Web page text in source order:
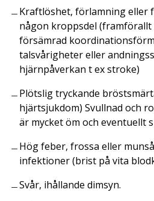
Kraftlöshet, förlamning eller
någon kroppsdel (framförallt
försämrad
talsvårigheter eller
hjärnpåverkan t ex stroke)
Plötslig tryckande
hjärtsjukdom) Svullnad och
är mycket öm och eventuellt
Hög feber, frossa eller
infektioner (brist på vita
Svår, ihållande dimsyn.